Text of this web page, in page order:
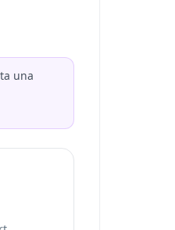
una